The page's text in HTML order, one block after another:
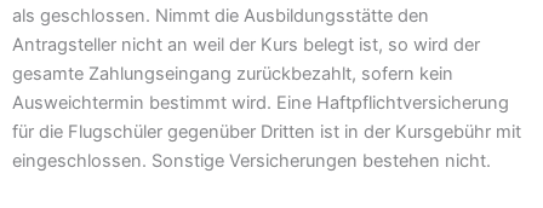
als geschlossen. Nimmt die Ausbildungsstätte den
Antragsteller nicht an weil der Kurs belegt ist, so wird der
gesamte Zahlungseingang zurückbezahlt, sofern kein
Ausweichtermin bestimmt wird. Eine Haftpflichtversicherung
für die Flugschüler gegenüber Dritten ist in der Kursgebühr mit
eingeschlossen. Sonstige Versicherungen bestehen nicht.